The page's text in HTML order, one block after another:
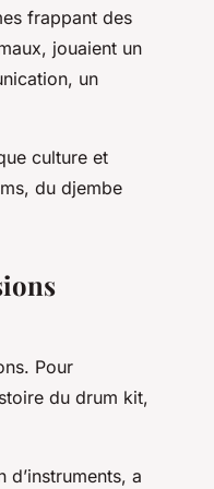
frappant des
jouaient un
un
culture et
du djembe
Pour
du drum kit,
a